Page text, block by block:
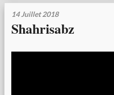
14 Juillet 2018
Shahrisabz